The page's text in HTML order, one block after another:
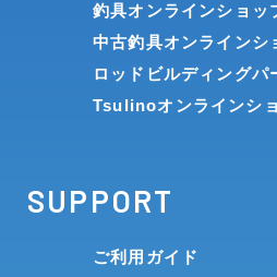
釣具オンラインショッ
中古釣具オンラインシ
ロッドビルディングパ
Tsulinoオンラインシ
SUPPORT
ご利用ガイド